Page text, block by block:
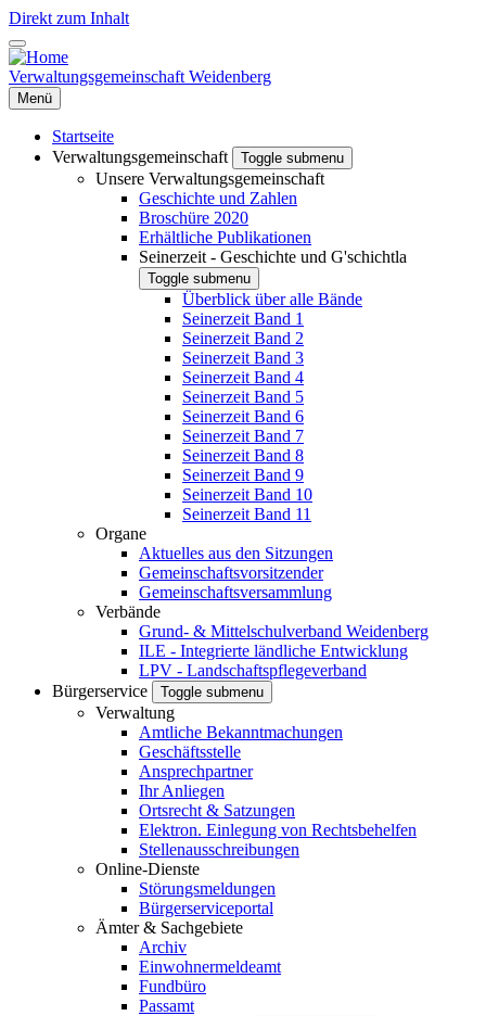
Direkt zum Inhalt
Verwaltungsgemeinschaft Weidenberg
Menü
Startseite
Verwaltungsgemeinschaft
Toggle submenu
Unsere Verwaltungsgemeinschaft
Geschichte und Zahlen
Broschüre 2020
Erhältliche Publikationen
Seinerzeit - Geschichte und G'schichtla
Toggle submenu
Überblick über alle Bände
Seinerzeit Band 1
Seinerzeit Band 2
Seinerzeit Band 3
Seinerzeit Band 4
Seinerzeit Band 5
Seinerzeit Band 6
Seinerzeit Band 7
Seinerzeit Band 8
Seinerzeit Band 9
Seinerzeit Band 10
Seinerzeit Band 11
Organe
Aktuelles aus den Sitzungen
Gemeinschaftsvorsitzender
Gemeinschaftsversammlung
Verbände
Grund- & Mittelschulverband Weidenberg
ILE - Integrierte ländliche Entwicklung
LPV - Landschaftspflegeverband
Bürgerservice
Toggle submenu
Verwaltung
Amtliche Bekanntmachungen
Geschäftsstelle
Ansprechpartner
Ihr Anliegen
Ortsrecht & Satzungen
Elektron. Einlegung von Rechtsbehelfen
Stellenausschreibungen
Online-Dienste
Störungsmeldungen
Bürgerserviceportal
Ämter & Sachgebiete
Archiv
Einwohnermeldeamt
Fundbüro
Passamt